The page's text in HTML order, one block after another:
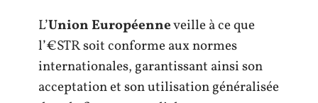
L’Union Européenneveille à ce que
l’€STR soit conforme aux normes
internationales, garantissant ainsi son
acceptation et son utilisation généralisée